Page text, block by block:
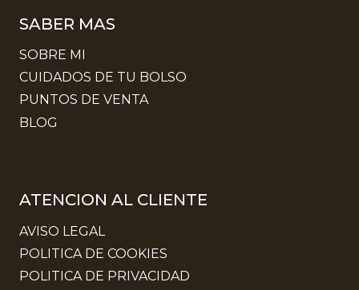
SABER MAS
SOBRE MI
CUIDADOS DE TU BOLSO
PUNTOS DE VENTA
BLOG
ATENCION AL CLIENTE
AVISO LEGAL
POLITICA DE COOKIES
POLITICA DE PRIVACIDAD